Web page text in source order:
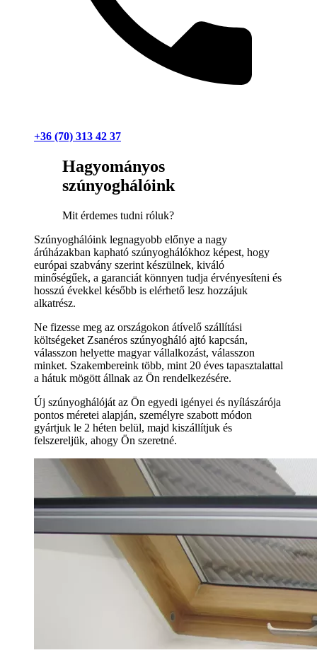
+36 (70) 313 42 37
Hagyományos
szúnyoghálóink
Mit érdemes tudni róluk?
Szúnyoghálóink legnagyobb előnye a nagy
árúházakban kapható szúnyoghálókhoz képest, hogy
európai szabvány szerint készülnek, kiváló
minőségűek, a garanciát könnyen tudja érvényesíteni és
hosszú évekkel később is elérhető lesz hozzájuk
alkatrész.
Ne fizesse meg az országokon átívelő szállítási
költségeket Zsanéros szúnyogháló ajtó kapcsán,
válasszon helyette magyar vállalkozást, válasszon
minket. Szakembereink több, mint 20 éves tapasztalattal
a hátuk mögött állnak az Ön rendelkezésére.
Új szúnyoghálóját az Ön egyedi igényei és nyílászárója
pontos méretei alapján, személyre szabott módon
gyártjuk le 2 héten belül, majd kiszállítjuk és
felszereljük, ahogy Ön szeretné.